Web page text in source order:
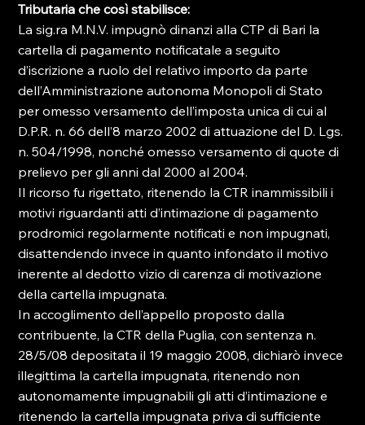
Tributaria che così stabilisce:
La sig.ra M.N.V. impugnò dinanzi alla CTP di Bari la
cartella di pagamento notificatale a seguito
d’iscrizione a ruolo del relativo importo da parte
dell’Amministrazione autonoma Monopoli di Stato
per omesso versamento dell’imposta unica di cui al
D.P.R. n. 66 dell’8 marzo 2002 di attuazione del D. Lgs.
n. 504/1998, nonché omesso versamento di quote di
prelievo per gli anni dal 2000 al 2004.
Il ricorso fu rigettato, ritenendo la CTR inammissibili i
motivi riguardanti atti d’intimazione di pagamento
prodromici regolarmente notificati e non impugnati,
disattendendo invece in quanto infondato il motivo
inerente al dedotto vizio di carenza di motivazione
della cartella impugnata.
In accoglimento dell’appello proposto dalla
contribuente, la CTR della Puglia, con sentenza n.
28/5/08 depositata il 19 maggio 2008, dichiarò invece
illegittima la cartella impugnata, ritenendo non
autonomamente impugnabili gli atti d’intimazione e
ritenendo la cartella impugnata priva di sufficiente